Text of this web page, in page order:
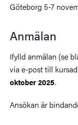
Göteborg 5-7
Anmälan
Ifylld anmälan (se
via e-post till
oktober 2025.
Ansökan är